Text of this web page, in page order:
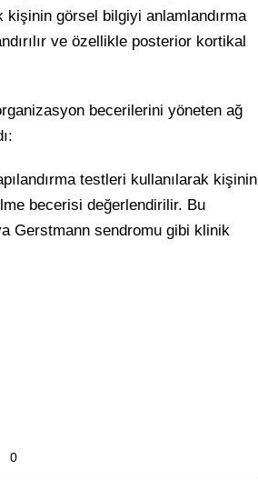
kişinin görsel bilgiyi anlamlandırma
ve özellikle posterior kortikal
becerilerini yöneten ağ
testleri kullanılarak kişinin
becerisi değerlendirilir. Bu
Gerstmann sendromu gibi klinik
0